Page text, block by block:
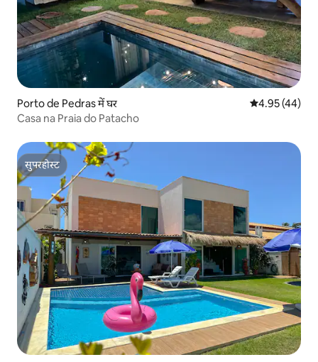
Porto de Pedras में घर औसत रेटिंग 5 में
4.95 (44)
Casa na Praia do Patacho
सुपरहोस्ट
सुपरहोस्ट